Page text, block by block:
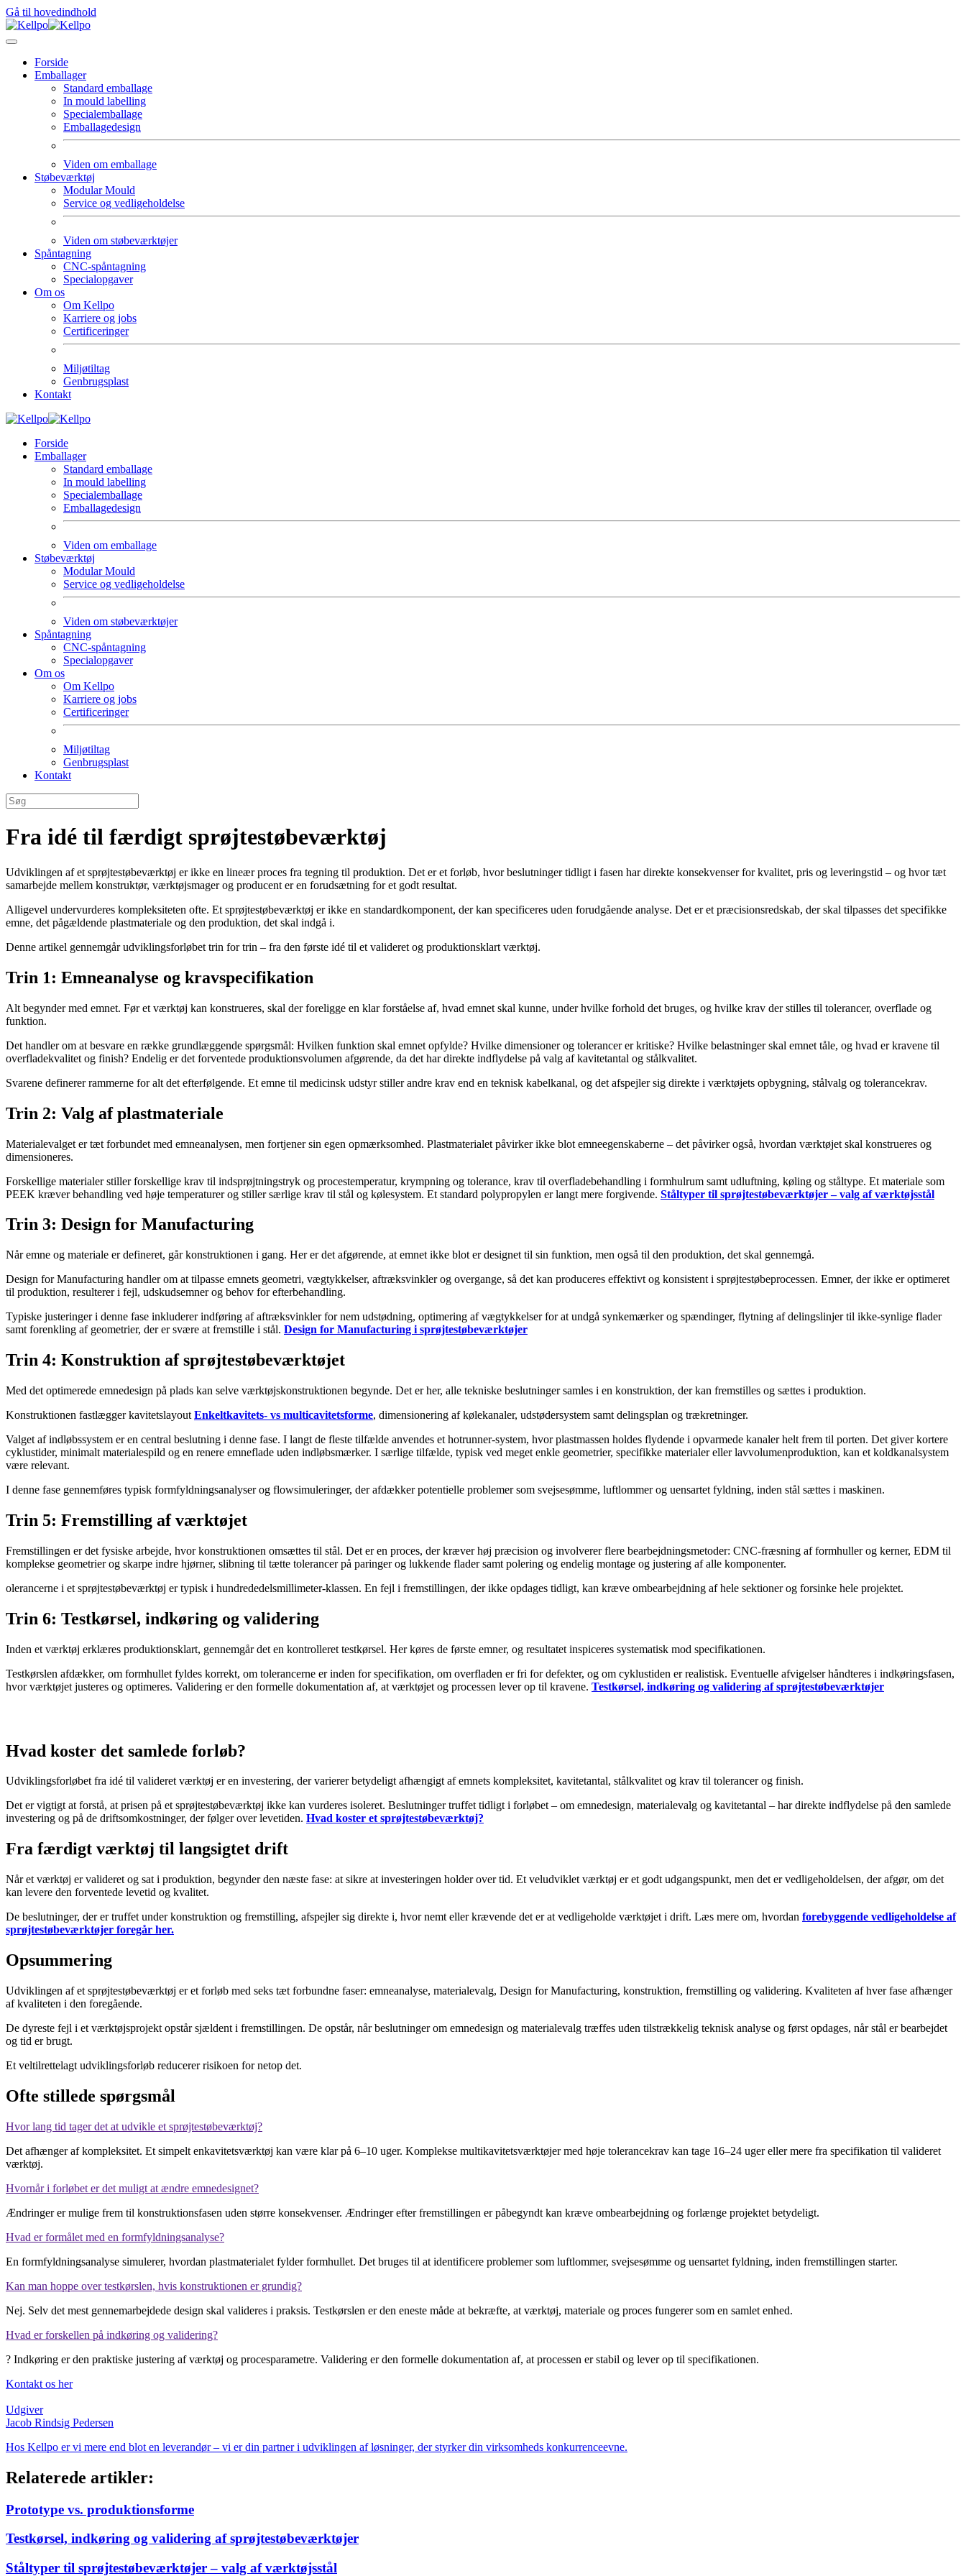
Gå til hovedindhold
Forside
Emballager
Standard emballage
In mould labelling
Specialemballage
Emballagedesign
Viden om emballage
Støbeværktøj
Modular Mould
Service og vedligeholdelse
Viden om støbeværktøjer
Spåntagning
CNC-spåntagning
Specialopgaver
Om os
Om Kellpo
Karriere og jobs
Certificeringer
Miljøtiltag
Genbrugsplast
Kontakt
Forside
Emballager
Standard emballage
In mould labelling
Specialemballage
Emballagedesign
Viden om emballage
Støbeværktøj
Modular Mould
Service og vedligeholdelse
Viden om støbeværktøjer
Spåntagning
CNC-spåntagning
Specialopgaver
Om os
Om Kellpo
Karriere og jobs
Certificeringer
Miljøtiltag
Genbrugsplast
Kontakt
Fra idé til færdigt sprøjtestøbe­værktøj
Udviklingen af et sprøjtestøbeværktøj er ikke en lineær proces fra tegning til produktion. Det er et forløb, hvor beslutninger tidligt i fasen har direkte konsekvenser for kvalitet, pris og leveringstid – og hvor tæt
samarbejde mellem konstruktør, værktøjsmager og producent er en forudsætning for et godt resultat.
Alligevel undervurderes kompleksiteten ofte. Et sprøjtestøbeværktøj er ikke en standardkomponent, der kan specificeres uden forudgående analyse. Det er et præcisionsredskab, der skal tilpasses det specifikke
emne, det pågældende plastmateriale og den produktion, det skal indgå i.
Denne artikel gennemgår udviklingsforløbet trin for trin – fra den første idé til et valideret og produktionsklart værktøj.
Trin 1: Emneanalyse og kravspecifikation
Alt begynder med emnet. Før et værktøj kan konstrueres, skal der foreligge en klar forståelse af, hvad emnet skal kunne, under hvilke forhold det bruges, og hvilke krav der stilles til tolerancer, overflade og
funktion.
Det handler om at besvare en række grundlæggende spørgsmål: Hvilken funktion skal emnet opfylde? Hvilke dimensioner og tolerancer er kritiske? Hvilke belastninger skal emnet tåle, og hvad er kravene til
overfladekvalitet og finish? Endelig er det forventede produktionsvolumen afgørende, da det har direkte indflydelse på valg af kavitetantal og stålkvalitet.
Svarene definerer rammerne for alt det efterfølgende. Et emne til medicinsk udstyr stiller andre krav end en teknisk kabelkanal, og det afspejler sig direkte i værktøjets opbygning, stålvalg og tolerancekrav.
Trin 2: Valg af plastmateriale
Materialevalget er tæt forbundet med emneanalysen, men fortjener sin egen opmærksomhed. Plastmaterialet påvirker ikke blot emneegenskaberne – det påvirker også, hvordan værktøjet skal konstrueres og
dimensioneres.
Forskellige materialer stiller forskellige krav til indsprøjtningstryk og procestemperatur, krympning og tolerance, krav til overfladebehandling i formhulrum samt udluftning, køling og ståltype. Et materiale som
PEEK kræver behandling ved høje temperaturer og stiller særlige krav til stål og kølesystem. Et standard polypropylen er langt mere forgivende. Ståltyper til sprøjte­støbe­værktøjer – valg af værktøjsstål
Trin 3: Design for Manufacturing
Når emne og materiale er defineret, går konstruktionen i gang. Her er det afgørende, at emnet ikke blot er designet til sin funktion, men også til den produktion, det skal gennemgå.
Design for Manufacturing handler om at tilpasse emnets geometri, vægtykkelser, aftræksvinkler og overgange, så det kan produceres effektivt og konsistent i sprøjtestøbeprocessen. Emner, der ikke er optimeret
til produktion, resulterer i fejl, udskudsemner og behov for efterbehandling.
Typiske justeringer i denne fase inkluderer indføring af aftræksvinkler for nem udstødning, optimering af vægtykkelser for at undgå synkemærker og spændinger, flytning af delingslinjer til ikke-synlige flader
samt forenkling af geometrier, der er svære at fremstille i stål. Design for Manufacturing i sprøjtestøbe­værktøjer
Trin 4: Konstruktion af sprøjtestøbeværktøjet
Med det optimerede emnedesign på plads kan selve værktøjskonstruktionen begynde. Det er her, alle tekniske beslutninger samles i en konstruktion, der kan fremstilles og sættes i produktion.
Konstruktionen fastlægger kavitetslayout Enkeltkavitets- vs multicavitetsforme, dimensionering af kølekanaler, udstødersystem samt delingsplan og trækretninger.
Valget af indløbssystem er en central beslutning i denne fase. I langt de fleste tilfælde anvendes et hotrunner-system, hvor plastmassen holdes flydende i opvarmede kanaler helt frem til porten. Det giver kortere
cyklustider, minimalt materialespild og en renere emneflade uden indløbsmærker. I særlige tilfælde, typisk ved meget enkle geometrier, specifikke materialer eller lavvolumenproduktion, kan et koldkanalsystem
være relevant.
I denne fase gennemføres typisk formfyldningsanalyser og flowsimuleringer, der afdækker potentielle problemer som svejsesømme, luftlommer og uensartet fyldning, inden stål sættes i maskinen.
Trin 5: Fremstilling af værktøjet
Fremstillingen er det fysiske arbejde, hvor konstruktionen omsættes til stål. Det er en proces, der kræver høj præcision og involverer flere bearbejdningsmetoder: CNC-fræsning af formhuller og kerner, EDM til
komplekse geometrier og skarpe indre hjørner, slibning til tætte tolerancer på paringer og lukkende flader samt polering og endelig montage og justering af alle komponenter.
olerancerne i et sprøjtestøbeværktøj er typisk i hundrededelsmillimeter-klassen. En fejl i fremstillingen, der ikke opdages tidligt, kan kræve ombearbejdning af hele sektioner og forsinke hele projektet.
Trin 6: Testkørsel, indkøring og validering
Inden et værktøj erklæres produktionsklart, gennemgår det en kontrolleret testkørsel. Her køres de første emner, og resultatet inspiceres systematisk mod specifikationen.
Testkørslen afdækker, om formhullet fyldes korrekt, om tolerancerne er inden for specifikation, om overfladen er fri for defekter, og om cyklustiden er realistisk. Eventuelle afvigelser håndteres i indkøringsfasen,
hvor værktøjet justeres og optimeres. Validering er den formelle dokumentation af, at værktøjet og processen lever op til kravene. Testkørsel, indkøring og validering af sprøjtestøbeværktøjer
Hvad koster det samlede forløb?
Udviklingsforløbet fra idé til valideret værktøj er en investering, der varierer betydeligt afhængigt af emnets kompleksitet, kavitetantal, stålkvalitet og krav til tolerancer og finish.
Det er vigtigt at forstå, at prisen på et sprøjtestøbeværktøj ikke kan vurderes isoleret. Beslutninger truffet tidligt i forløbet – om emnedesign, materialevalg og kavitetantal – har direkte indflydelse på den samlede
investering og på de driftsomkostninger, der følger over levetiden. Hvad koster et sprøjtestøbeværktøj?
Fra færdigt værktøj til langsigtet drift
Når et værktøj er valideret og sat i produktion, begynder den næste fase: at sikre at investeringen holder over tid. Et veludviklet værktøj er et godt udgangspunkt, men det er vedligeholdelsen, der afgør, om det
kan levere den forventede levetid og kvalitet.
De beslutninger, der er truffet under konstruktion og fremstilling, afspejler sig direkte i, hvor nemt eller krævende det er at vedligeholde værktøjet i drift. Læs mere om, hvordan forebyggende vedligeholdelse af
sprøjtestøbeværktøjer foregår her.
Opsummering
Udviklingen af et sprøjtestøbeværktøj er et forløb med seks tæt forbundne faser: emneanalyse, materialevalg, Design for Manufacturing, konstruktion, fremstilling og validering. Kvaliteten af hver fase afhænger
af kvaliteten i den foregående.
De dyreste fejl i et værktøjsprojekt opstår sjældent i fremstillingen. De opstår, når beslutninger om emnedesign og materialevalg træffes uden tilstrækkelig teknisk analyse og først opdages, når stål er bearbejdet
og tid er brugt.
Et veltilrettelagt udviklingsforløb reducerer risikoen for netop det.
Ofte stillede spørgsmål
Hvor lang tid tager det at udvikle et sprøjtestøbeværktøj?
Det afhænger af kompleksitet. Et simpelt enkavitetsværktøj kan være klar på 6–10 uger. Komplekse multikavitetsværktøjer med høje tolerancekrav kan tage 16–24 uger eller mere fra specifikation til valideret
værktøj.
Hvornår i forløbet er det muligt at ændre emnedesignet?
Ændringer er mulige frem til konstruktionsfasen uden større konsekvenser. Ændringer efter fremstillingen er påbegyndt kan kræve ombearbejdning og forlænge projektet betydeligt.
Hvad er formålet med en formfyldningsanalyse?
En formfyldningsanalyse simulerer, hvordan plastmaterialet fylder formhullet. Det bruges til at identificere problemer som luftlommer, svejsesømme og uensartet fyldning, inden fremstillingen starter.
Kan man hoppe over testkørslen, hvis konstruktionen er grundig?
Nej. Selv det mest gennemarbejdede design skal valideres i praksis. Testkørslen er den eneste måde at bekræfte, at værktøj, materiale og proces fungerer som en samlet enhed.
Hvad er forskellen på indkøring og validering?
? Indkøring er den praktiske justering af værktøj og procesparametre. Validering er den formelle dokumentation af, at processen er stabil og lever op til specifikationen.
Kontakt os her
Udgiver
Jacob Rindsig Pedersen
Hos Kellpo er vi mere end blot en leverandør – vi er din partner i udviklingen af løsninger, der styrker din virksomheds konkurrenceevne.
Relaterede artikler:
Prototype vs. produktionsforme
Testkørsel, indkøring og validering af sprøjtestøbeværktøjer
Ståltyper til sprøjte­støbe­værktøjer – valg af værktøjsstål